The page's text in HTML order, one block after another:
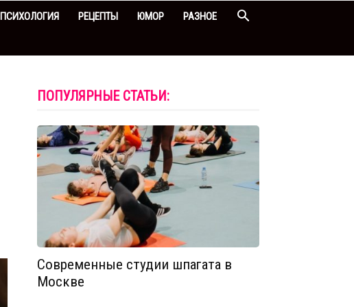
ПСИХОЛОГИЯ РЕЦЕПТЫ ЮМОР РАЗНОЕ
ПОПУЛЯРНЫЕ СТАТЬИ:
Современные студии шпагата в
Москве